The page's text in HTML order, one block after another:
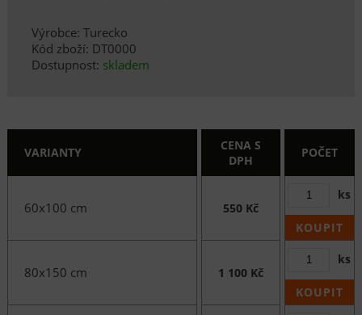
Výrobce: Turecko
Kód zboží: DT0000
Dostupnost: skladem
VARIANTY
CENA S
DPH
POČET
60x100 cm 550 Kč
ks
KOUPIT
80x150 cm 1 100 Kč
ks
KOUPIT